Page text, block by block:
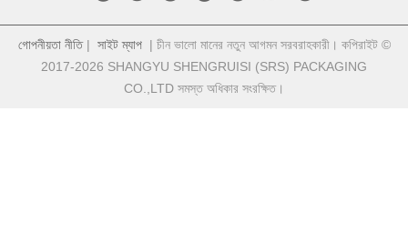
গোপনীয়তা নীতি| সাইট ম্যাপ| চীন ভালো মানের নতুন আগমন সরবরাহকারী। কপিরাইট ©
2017-2026 SHANGYU SHENGRUISI (SRS) PACKAGING
CO.,LTD সমস্ত অধিকার সংরক্ষিত।